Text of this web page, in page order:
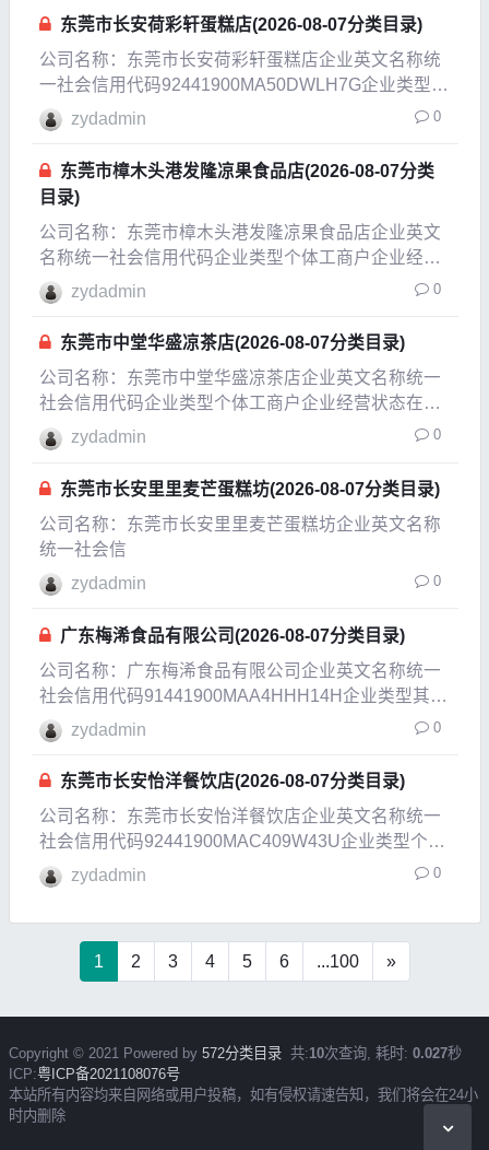
万人民币实缴资本参保人
东莞市长安荷彩轩蛋糕店(2026-08-07分类目录)
公司名称：东莞市长安荷彩轩蛋糕店企业英文名称统
一社会信用代码92441900MA50DWLH7G企业类型个
体工商户zydadmin 0
东莞市樟木头港发隆凉果食品店(2026-08-07分类
目录)
公司名称：东莞市樟木头港发隆凉果食品店企业英文
名称统一社会信用代码企业类型个体工商户企业经营
状态吊销，未注销企业成立日期2004-06-08成立日期
2008-11-21法定代表人陈潭兴注册资本10万人民币实
缴资本参保人数公司规模经营范围零售
zydadmin 0
东莞市中堂华盛凉茶店(2026-08-07分类目录)
公司名称：东莞市中堂华盛凉茶店企业英文名称统一
社会信用代码企业类型个体工商户企业经营状态在业
企业成立日期2007-09-25成立日期2011-08-10法定代
表人黄玉珍注册资本1.5万人民币实缴资本参保人数公
司规模经营范围销售：凉茶（凭有效
zydadmin 0
东莞市长安里里麦芒蛋糕坊(2026-08-07分类目录)
公司名称：东莞市长安里里麦芒蛋糕坊企业英文名称
统一社会信
zydadmin
0
广东梅浠食品有限公司(2026-08-07分类目录)
公司名称：广东梅浠食品有限公司企业英文名称统一
社会信用代码91441900MAA4HHH14H企业类型其他
有限责任公司企业经营状态开业企业成立日期2021-
12-03成立日期2021-12-03法定代表人郭发文注册资
本1000万人民币实缴资
zydadmin 0
东莞市长安怡洋餐饮店(2026-08-07分类目录)
公司名称：东莞市长安怡洋餐饮店企业英文名称统一
社会信用代码92441900MAC409W43U企业类型个体
工商户企业经营状态开
zydadmin 0
1 2 3 4 5 6 ...100 »
Copyright © 2021 Powered by 572分类目录共:10次查询, 耗时: 0.027秒
ICP:粤ICP备2021108076号
本站所有内容均来自网络或用户投稿，如有侵权请速告知，我们将会在24小
时内删除